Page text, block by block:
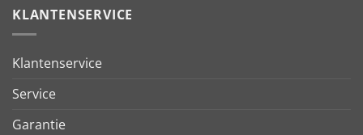
KLANTENSERVICE
Klantenservice
Service
Garantie